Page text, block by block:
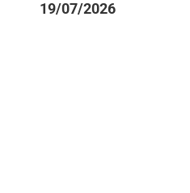
19/07/2026